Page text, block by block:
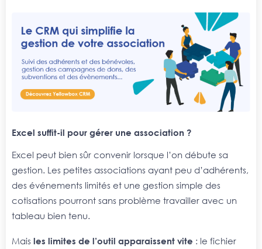
Excel suffit-il pour gérer une association ?
Excel peut bien sûr convenir lorsque l’on débute sa
gestion. Les petites associations ayant peu d’adhérents,
des événements limités et une gestion simple des
cotisations pourront sans problème travailler avec un
tableau bien tenu.
Mais les limites de l’outil apparaissent vite : le fichier